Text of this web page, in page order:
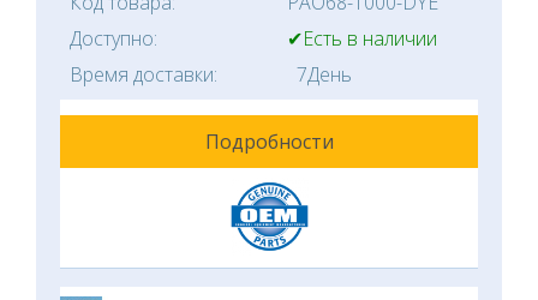
Доступно:
✔Есть в наличии
Время доставки:
7День
Подробности